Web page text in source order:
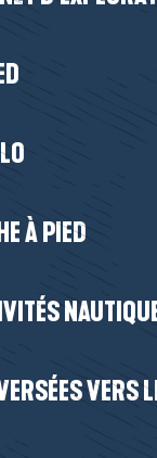
À PIED
VERS
Guérande :
pour petits
en
de
sur la